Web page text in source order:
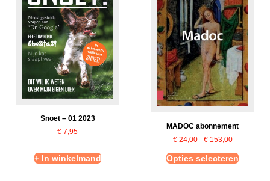
Snoet – 01 2023
€ 7,95
+ In winkelmand
MADOC abonnement
€24,00 - €153,00
Opties selecteren